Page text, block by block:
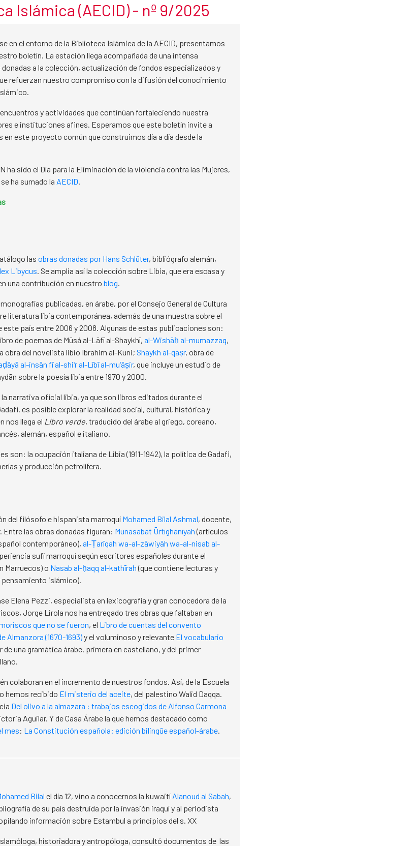
Islámica (AECID) - nº 9/2025
en el entorno de la Biblioteca Islámica de la AECID, presentamos
boletín. La estación llega acompañada de una intensa
a la colección, actualización de fondos especializados y
refuerzan nuestro compromiso con la difusión del conocimiento
y actividades que continúan fortaleciendo nuestra
e instituciones afines. Esperamos que este boletín invite a
en este proyecto común que construimos día a día desde la
ha sido el Día para la Eliminación de la violencia contra las Mujeres,
ha sumado la AECID.
las obras donadas por Hans Schlüter, bibliógrafo alemán,
Libycus. Se amplia así la colección sobre Libia, que era escasa y
una contribución en nuestro blog.
publicadas, en árabe, por el Consejo General de Cultura
literatura libia contemporánea, además de una muestra sobre el
este país entre 2006 y 2008. Algunas de estas publicaciones son:
de poemas de Mūsá al-Lāfī al-Shaykhī, al-Wishāḥ al-mumazzaq,
obra del novelista libio Ibrahim al-Kuni; Shaykh al-qaṣr, obra de
al-insān fī al-shiʻr al-Lībī al-muʻāṣir, que incluye un estudio de
sobre la poesía libia entre 1970 y 2000.
narrativa oficial libia, ya que son libros editados durante el
es posible explorar la realidad social, cultural, histórica y
nos llega el Libro verde, traducido del árabe al griego, coreano,
alemán, español e italiano.
son: la ocupación italiana de Libia (1911-1942), la política de Gadafi,
y producción petrolífera.
del filósofo e hispanista marroquí Mohamed Bilal Ashmal, docente,
las obras donadas figuran: Munāsabāt Ūrtīghānīyah(artículos
contemporáneo), al-Ṭarīqah wa-al-zāwiyāh wa-al-nisab al-
sufí marroquí según escritores españoles durante el
Marruecos) o Nasab al-ḥaqq al-kathīrah(que contiene lecturas y
islámico).
Elena Pezzi, especialista en lexicografía y gran conocedora de la
Jorge Lirola nos ha entregado tres obras que faltaban en
que no se fueron, el Libro de cuentas del convento
Almanzora (1670-1693)y el voluminoso y relevante El vocabulario
de una gramática árabe, primera en castellano, y del primer
colaboran en el incremento de nuestros fondos. Así, de la Escuela
hemos recibido El misterio del aceite, del palestino Walid Daqqa.
Del olivo a la almazara : trabajos escogidos de Alfonso Carmona
Aguilar. Y de Casa Árabe la que hemos destacado como
mes: La Constitución española: edición bilingüe español-árabe.
Bilal el día 12, vino a conocernos la kuwaití Alanoud al Sabah,
de su país destruida por la invasión iraquí y al periodista
información sobre Estambul a principios del s. XX
historiadora y antropóloga, consultó documentos de las